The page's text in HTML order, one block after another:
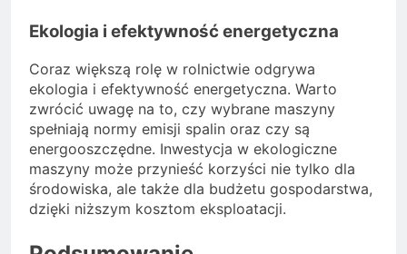
Ekologia i efektywność energetyczna
Coraz większą rolę w rolnictwie odgrywa
ekologia i efektywność energetyczna. Warto
zwrócić uwagę na to, czy wybrane maszyny
spełniają normy emisji spalin oraz czy są
energooszczędne. Inwestycja w ekologiczne
maszyny może przynieść korzyści nie tylko dla
środowiska, ale także dla budżetu gospodarstwa,
dzięki niższym kosztom eksploatacji.